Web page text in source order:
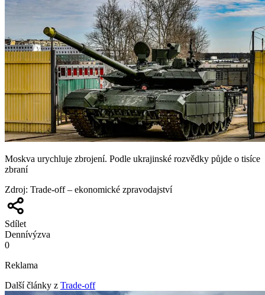
Moskva urychluje zbrojení. Podle ukrajinské rozvědky půjde o tisíce
zbraní
Zdroj: Trade-off – ekonomické zpravodajství
Sdílet
Dennívýzva
0
Reklama
Další články z Trade-off